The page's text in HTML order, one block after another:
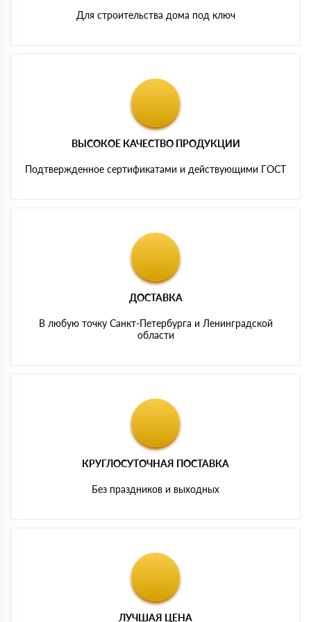
Для строительства дома под ключ
ВЫСОКОЕ КАЧЕСТВО ПРОДУКЦИИ
Подтвержденное сертификатами и действующими ГОСТ
ДОСТАВКА
В любую точку Санкт-Петербурга и Ленинградской
области
КРУГЛОСУТОЧНАЯ ПОСТАВКА
Без праздников и выходных
ЛУЧШАЯ ЦЕНА